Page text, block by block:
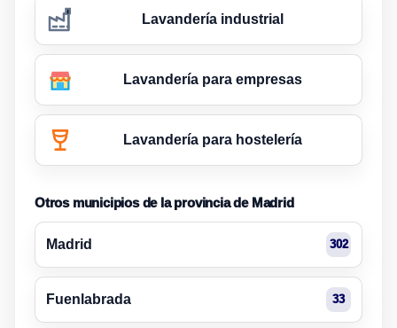
Lavandería industrial
Lavandería para empresas
Lavandería para hostelería
Otros municipios de la provincia de Madrid
Madrid 302
Fuenlabrada 33